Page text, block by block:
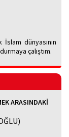
dünyasının
çalıştım.
ARASINDAKİ